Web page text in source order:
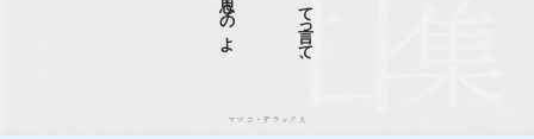
マツコ・デラックス